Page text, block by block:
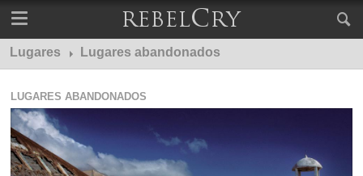
Lugares Lugares abandonados
LUGARES ABANDONADOS